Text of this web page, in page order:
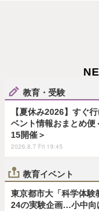
教育・受験
【夏休み2026】すぐ
ベント情報おまとめ便
15開催＞
2026.8.7 Fri 19:45
教育イベント
東京都市大「科学体験
24の実験企画…小中向